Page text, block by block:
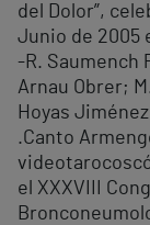
del Dolor”,
Junio de 2005
-R. Saumench
Arnau Obrer;
Hoyas
.Canto
el XXXVIII